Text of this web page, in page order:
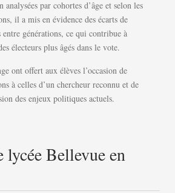
analysées par cohortes d’âge et selon les
il a mis en évidence des écarts de
générations, ce qui contribue à
électeurs plus âgés dans le vote.
ont offert aux élèves l’occasion de
à celles d’un chercheur reconnu et de
des enjeux politiques actuels.
Bellevue en